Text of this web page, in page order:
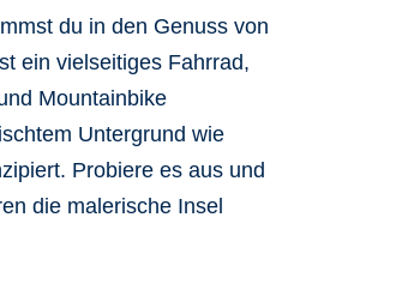
du in den Genuss von
ein vielseitiges Fahrrad,
Mountainbike
Untergrund wie
Probiere es aus und
die malerische Insel